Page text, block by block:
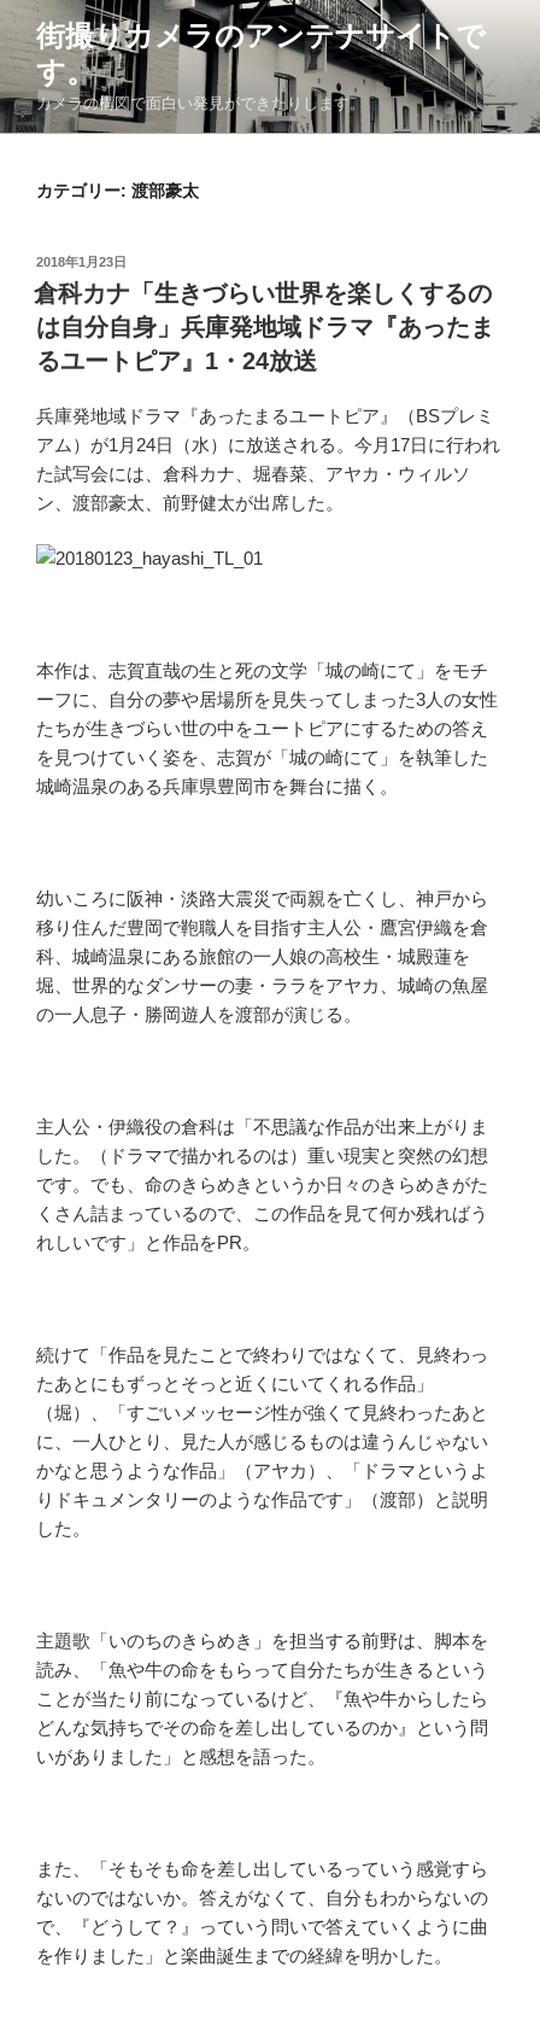
コ
ン
テ
ン
ツ
街撮りカメラのアンテナサイトで
す。
カメラの構図で面白い発見ができたりします。
カテゴリー: 渡部豪太
投
稿
日:
2018年1月23日
倉科カナ「生きづらい世界を楽しくするの
は自分自身」兵庫発地域ドラマ『あったま
るユートピア』1・24放送
兵庫発地域ドラマ『あったまるユートピア』（BSプレミ
アム）が1月24日（水）に放送される。今月17日に行われ
た試写会には、倉科カナ、堀春菜、アヤカ・ウィルソ
ン、渡部豪太、前野健太が出席した。
本作は、志賀直哉の生と死の文学「城の崎にて」をモチ
ーフに、自分の夢や居場所を見失ってしまった3人の女性
たちが生きづらい世の中をユートピアにするための答え
を見つけていく姿を、志賀が「城の崎にて」を執筆した
城崎温泉のある兵庫県豊岡市を舞台に描く。
幼いころに阪神・淡路大震災で両親を亡くし、神戸から
移り住んだ豊岡で鞄職人を目指す主人公・鷹宮伊織を倉
科、城崎温泉にある旅館の一人娘の高校生・城殿蓮を
堀、世界的なダンサーの妻・ララをアヤカ、城崎の魚屋
の一人息子・勝岡遊人を渡部が演じる。
主人公・伊織役の倉科は「不思議な作品が出来上がりま
した。（ドラマで描かれるのは）重い現実と突然の幻想
です。でも、命のきらめきというか日々のきらめきがた
くさん詰まっているので、この作品を見て何か残ればう
れしいです」と作品をPR。
続けて「作品を見たことで終わりではなくて、見終わっ
たあとにもずっとそっと近くにいてくれる作品」
（堀）、「すごいメッセージ性が強くて見終わったあと
に、一人ひとり、見た人が感じるものは違うんじゃない
かなと思うような作品」（アヤカ）、「ドラマというよ
りドキュメンタリーのような作品です」（渡部）と説明
した。
主題歌「いのちのきらめき」を担当する前野は、脚本を
読み、「魚や牛の命をもらって自分たちが生きるという
ことが当たり前になっているけど、『魚や牛からしたら
どんな気持ちでその命を差し出しているのか』という問
いがありました」と感想を語った。
また、「そもそも命を差し出しているっていう感覚すら
ないのではないか。答えがなくて、自分もわからないの
で、『どうして？』っていう問いで答えていくように曲
を作りました」と楽曲誕生までの経緯を明かした。